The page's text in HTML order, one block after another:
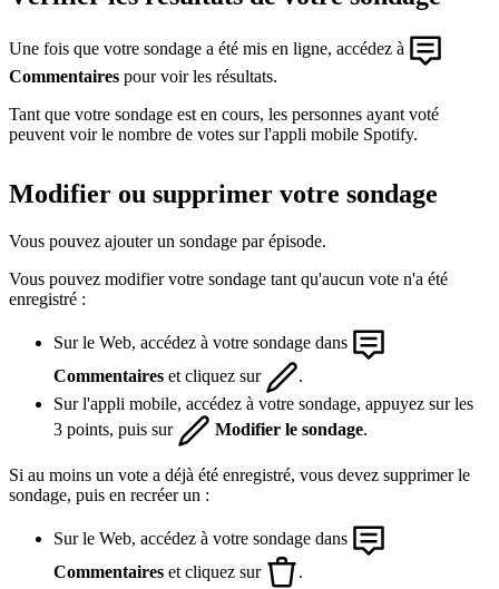
Une fois que votre sondage a été mis en ligne, accédez à
Commentaires pour voir les résultats.
Tant que votre sondage est en cours, les personnes ayant voté
peuvent voir le nombre de votes sur l'appli mobile Spotify.
Modifier ou supprimer votre sondage
Vous pouvez ajouter un sondage par épisode.
Vous pouvez modifier votre sondage tant qu'aucun vote n'a été
enregistré :
Sur le Web, accédez à votre sondage dans
Commentaires et cliquez sur
.
Sur l'appli mobile, accédez à votre sondage, appuyez sur les
3 points, puis sur
Modifier le sondage.
Si au moins un vote a déjà été enregistré, vous devez supprimer le
sondage, puis en recréer un :
Sur le Web, accédez à votre sondage dans
Commentaires et cliquez sur
.